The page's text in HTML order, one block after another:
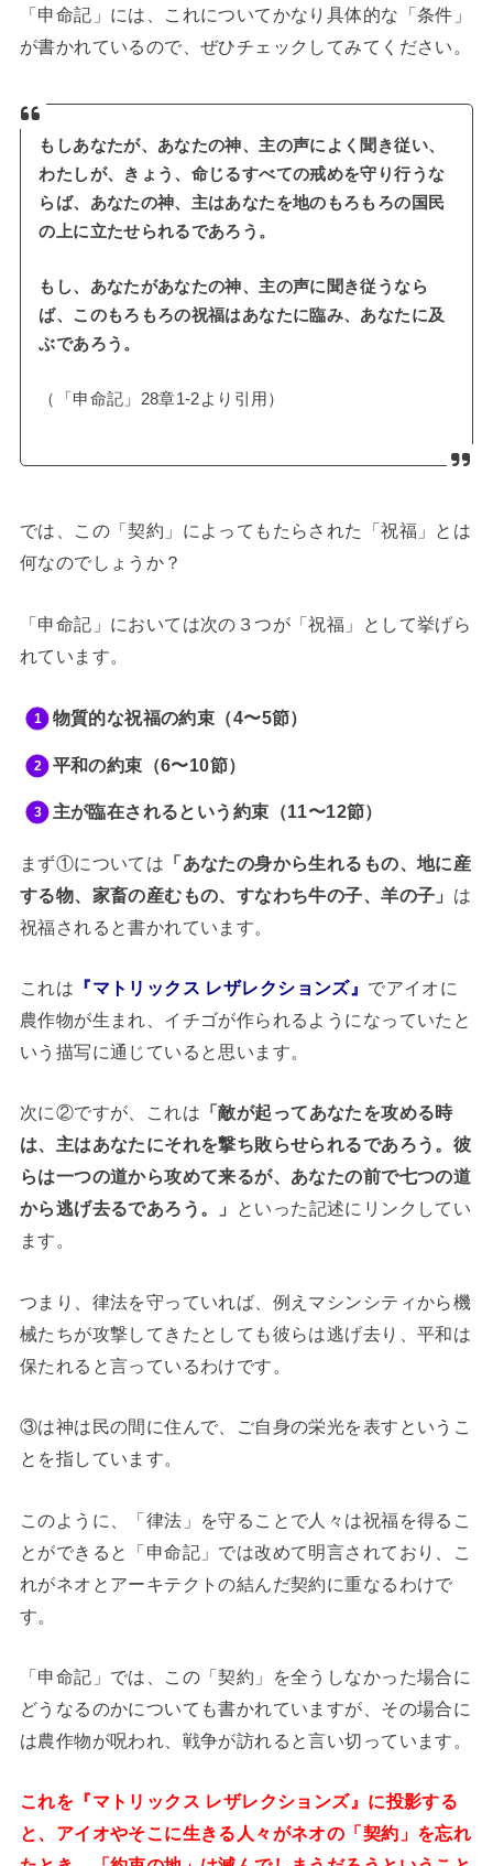
「申命記」には、これについてかなり具体的な「条件」
が書かれているので、ぜひチェックしてみてください。
もしあなたが、あなたの神、主の声によく聞き従い、
わたしが、きょう、命じるすべての戒めを守り行うな
らば、あなたの神、主はあなたを地のもろもろの国民
の上に立たせられるであろう。
もし、あなたがあなたの神、主の声に聞き従うなら
ば、このもろもろの祝福はあなたに臨み、あなたに及
ぶであろう。
（「申命記」28章1-2より引用）
では、この「契約」によってもたらされた「祝福」とは
何なのでしょうか？
「申命記」においては次の３つが「祝福」として挙げら
れています。
物質的な祝福の約束（4〜5節）
平和の約束（6〜10節）
主が臨在されるという約束（11〜12節）
まず①については 「あなたの身から生れるもの、地に産
する物、家畜の産むもの、すなわち牛の子、羊の子」 は
祝福されると書かれています。
これは 『マトリックス レザレクションズ』 でアイオに
農作物が生まれ、イチゴが作られるようになっていたと
いう描写に通じていると思います。
次に②ですが、これは 「敵が起ってあなたを攻める時
は、主はあなたにそれを撃ち敗らせられるであろう。彼
らは一つの道から攻めて来るが、あなたの前で七つの道
から逃げ去るであろう。」
といった記述にリンクしてい
ます。
つまり、律法を守っていれば、例えマシンシティから機
械たちが攻撃してきたとしても彼らは逃げ去り、平和は
保たれると言っているわけです。
③は神は民の間に住んで、ご自身の栄光を表すというこ
とを指しています。
このように、「律法」を守ることで人々は祝福を得るこ
とができると「申命記」では改めて明言されており、こ
れがネオとアーキテクトの結んだ契約に重なるわけで
す。
「申命記」では、この「契約」を全うしなかった場合に
どうなるのかについても書かれていますが、その場合に
は農作物が呪われ、戦争が訪れると言い切っています。
これを『マトリックス レザレクションズ』に投影する
と、アイオやそこに生きる人々がネオの「契約」を忘れ